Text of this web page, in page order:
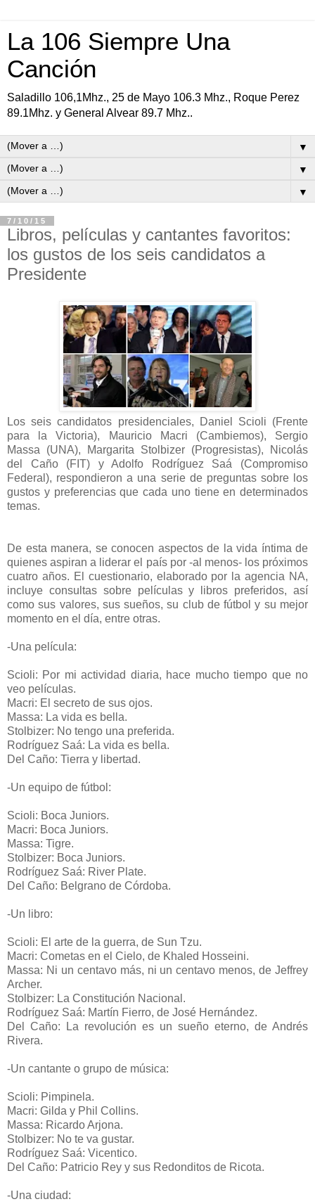
La 106 Siempre Una
Canción
Saladillo 106,1Mhz., 25 de Mayo 106.3 Mhz., Roque Perez
89.1Mhz. y General Alvear 89.7 Mhz..
▼
▼
▼
7/10/15
Libros, películas y cantantes favoritos:
los gustos de los seis candidatos a
Presidente
Los seis candidatos presidenciales, Daniel Scioli (Frente
para la Victoria), Mauricio Macri (Cambiemos), Sergio
Massa (UNA), Margarita Stolbizer (Progresistas), Nicolás
del Caño (FIT) y Adolfo Rodríguez Saá (Compromiso
Federal), respondieron a una serie de preguntas sobre los
gustos y preferencias que cada uno tiene en determinados
temas.
De esta manera, se conocen aspectos de la vida íntima de
quienes aspiran a liderar el país por -al menos- los próximos
cuatro años. El cuestionario, elaborado por la agencia NA,
incluye consultas sobre películas y libros preferidos, así
como sus valores, sus sueños, su club de fútbol y su mejor
momento en el día, entre otras.
-Una película:
Scioli: Por mi actividad diaria, hace mucho tiempo que no
veo películas.
Macri: El secreto de sus ojos.
Massa: La vida es bella.
Stolbizer: No tengo una preferida.
Rodríguez Saá: La vida es bella.
Del Caño: Tierra y libertad.
-Un equipo de fútbol:
Scioli: Boca Juniors.
Macri: Boca Juniors.
Massa: Tigre.
Stolbizer: Boca Juniors.
Rodríguez Saá: River Plate.
Del Caño: Belgrano de Córdoba.
-Un libro:
Scioli: El arte de la guerra, de Sun Tzu.
Macri: Cometas en el Cielo, de Khaled Hosseini.
Massa: Ni un centavo más, ni un centavo menos, de Jeffrey
Archer.
Stolbizer: La Constitución Nacional.
Rodríguez Saá: Martín Fierro, de José Hernández.
Del Caño: La revolución es un sueño eterno, de Andrés
Rivera.
-Un cantante o grupo de música:
Scioli: Pimpinela.
Macri: Gilda y Phil Collins.
Massa: Ricardo Arjona.
Stolbizer: No te va gustar.
Rodríguez Saá: Vicentico.
Del Caño: Patricio Rey y sus Redonditos de Ricota.
-Una ciudad: